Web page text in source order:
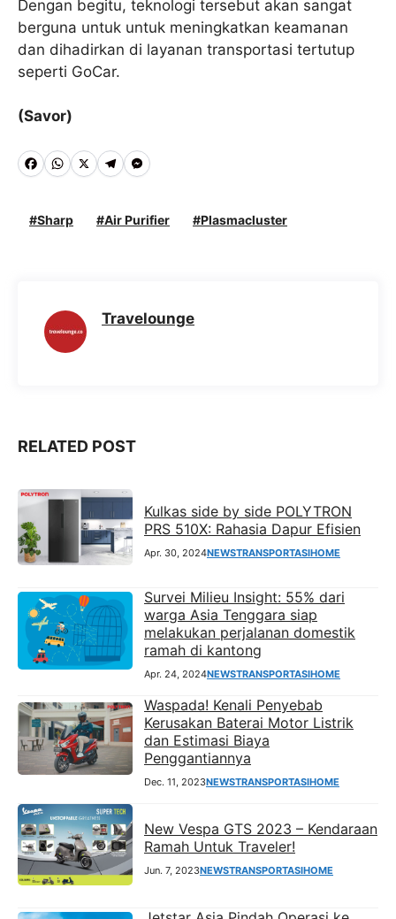
Dengan begitu, teknologi tersebut akan sangat
berguna untuk untuk meningkatkan keamanan
dan dihadirkan di layanan transportasi tertutup
seperti GoCar.
(Savor)
F
c
W
a
A
p
X T
l
r
M
s
n
Sharp Air Purifier Plasmacluster
Travelounge
RELATED POST
Kulkas side by side POLYTRON
PRS 510X: Rahasia Dapur Efisien
Apr. 30, 2024NEWSTRANSPORTASIHOME
Survei Milieu Insight: 55% dari
warga Asia Tenggara siap
melakukan perjalanan domestik
ramah di kantong
Apr. 24, 2024NEWSTRANSPORTASIHOME
Waspada! Kenali Penyebab
Kerusakan Baterai Motor Listrik
dan Estimasi Biaya
Penggantiannya
Dec. 11, 2023NEWSTRANSPORTASIHOME
New Vespa GTS 2023 – Kendaraan
Ramah Untuk Traveler!
Jun. 7, 2023NEWSTRANSPORTASIHOME